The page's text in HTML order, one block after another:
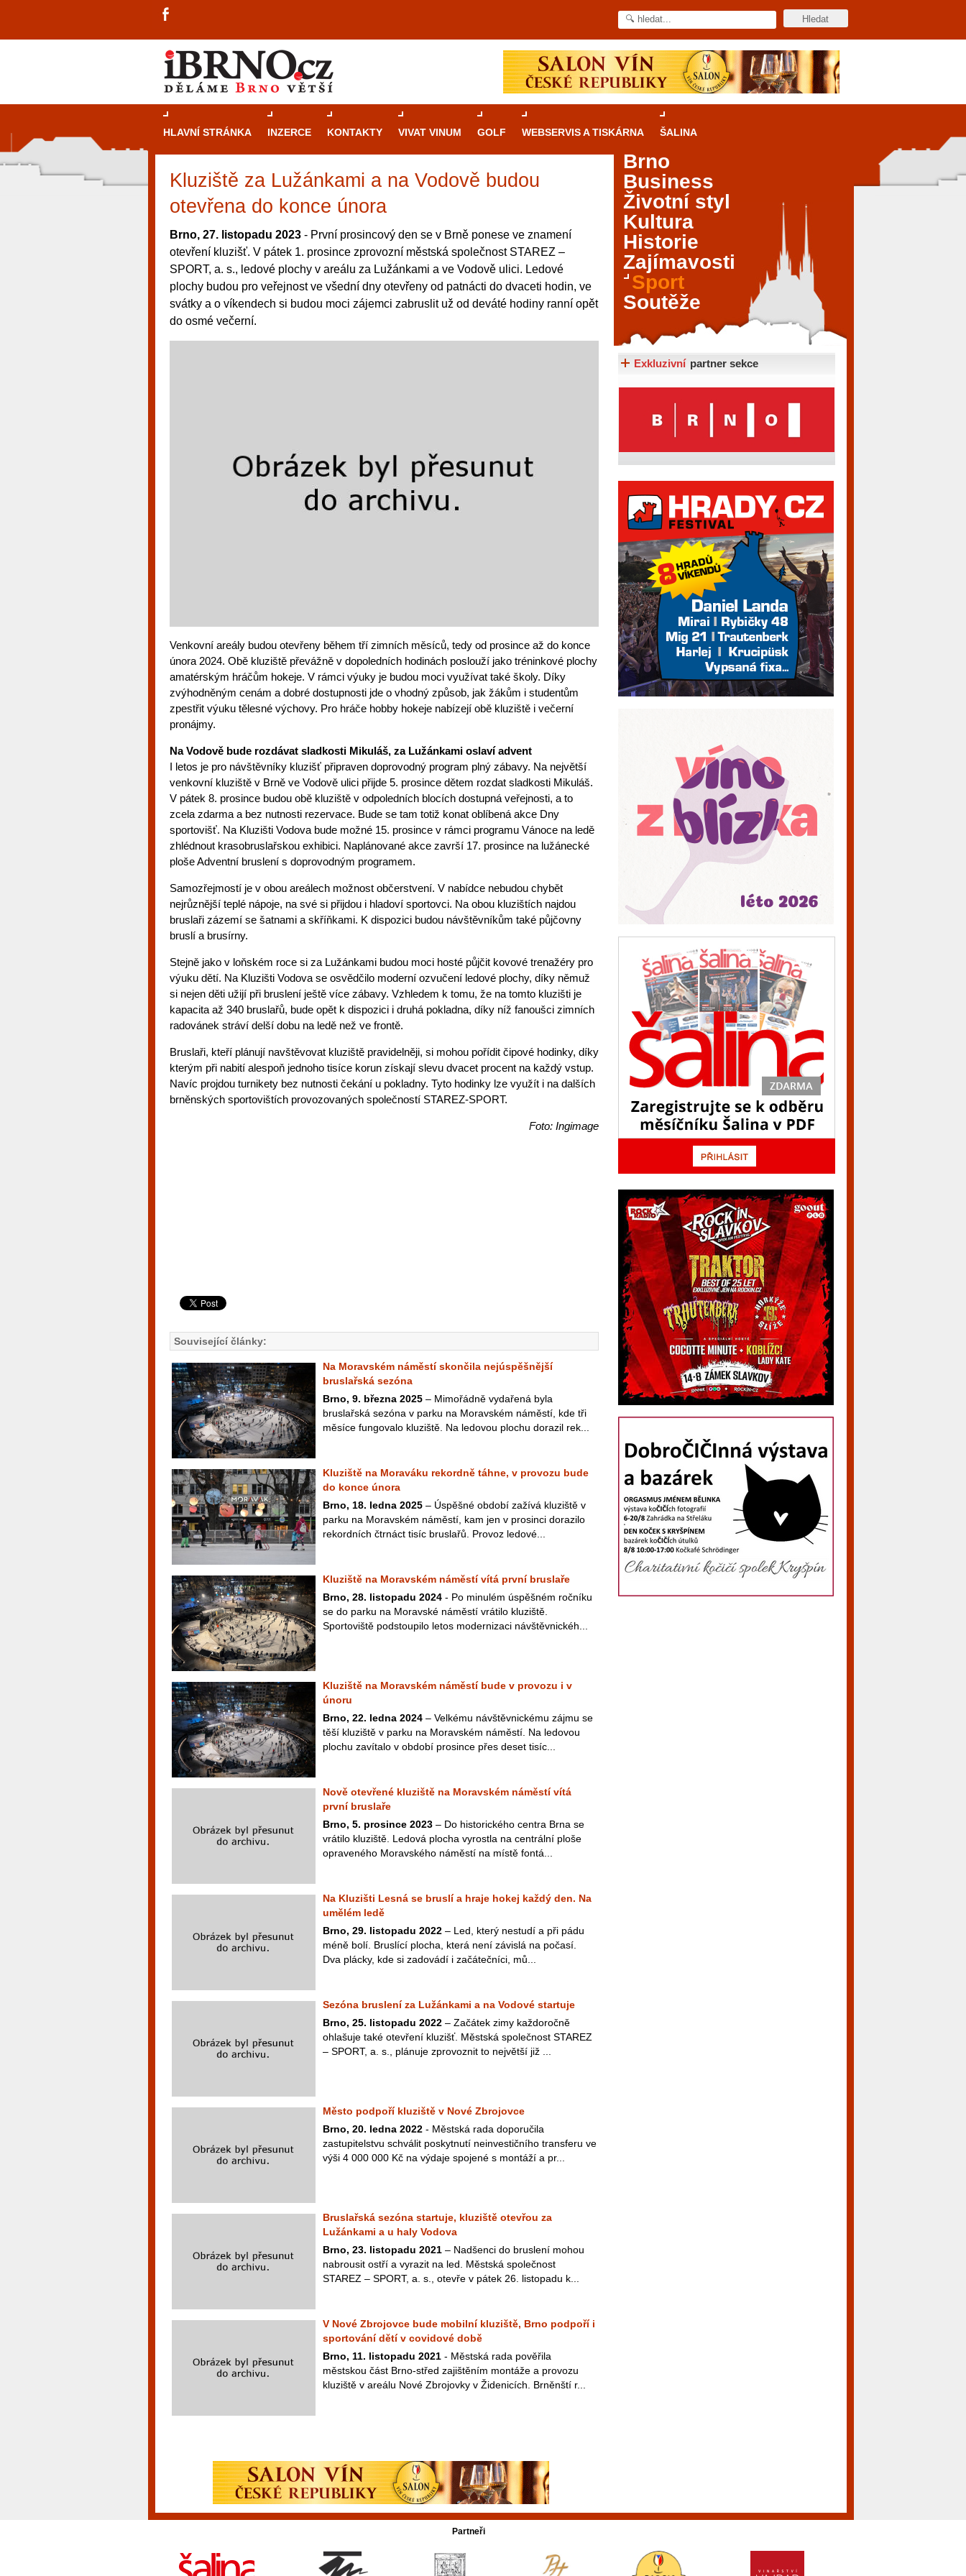
HLAVNÍ STRÁNKA INZERCE KONTAKTY VIVAT VINUM GOLF WEBSERVIS A TISKÁRNA ŠALINA
Kluziště za Lužánkami a na Vodově budou
otevřena do konce února
Brno, 27. listopadu 2023 - První prosincový den se v Brně ponese ve znamení
otevření kluzišť. V pátek 1. prosince zprovozní městská společnost STAREZ –
SPORT, a. s., ledové plochy v areálu za Lužánkami a ve Vodově ulici. Ledové
plochy budou pro veřejnost ve všední dny otevřeny od patnácti do dvaceti hodin, ve
svátky a o víkendech si budou moci zájemci zabruslit už od deváté hodiny ranní opět
do osmé večerní.
Venkovní areály budou otevřeny během tří zimních měsíců, tedy od prosince až do konce
února 2024. Obě kluziště převážně v dopoledních hodinách poslouží jako tréninkové plochy
amatérským hráčům hokeje. V rámci výuky je budou moci využívat také školy. Díky
zvýhodněným cenám a dobré dostupnosti jde o vhodný způsob, jak žákům i studentům
zpestřit výuku tělesné výchovy. Pro hráče hobby hokeje nabízejí obě kluziště i večerní
pronájmy.
Na Vodově bude rozdávat sladkosti Mikuláš, za Lužánkami oslaví advent
I letos je pro návštěvníky kluzišť připraven doprovodný program plný zábavy. Na největší
venkovní kluziště v Brně ve Vodově ulici přijde 5. prosince dětem rozdat sladkosti Mikuláš.
V pátek 8. prosince budou obě kluziště v odpoledních blocích dostupná veřejnosti, a to
zcela zdarma a bez nutnosti rezervace. Bude se tam totiž konat oblíbená akce Dny
sportovišť. Na Kluzišti Vodova bude možné 15. prosince v rámci programu Vánoce na ledě
zhlédnout krasobruslařskou exhibici. Naplánované akce završí 17. prosince na lužánecké
ploše Adventní bruslení s doprovodným programem.
Samozřejmostí je v obou areálech možnost občerstvení. V nabídce nebudou chybět
nejrůznější teplé nápoje, na své si přijdou i hladoví sportovci. Na obou kluzištích najdou
bruslaři zázemí se šatnami a skříňkami. K dispozici budou návštěvníkům také půjčovny
bruslí a brusírny.
Stejně jako v loňském roce si za Lužánkami budou moci hosté půjčit kovové trenažéry pro
výuku dětí. Na Kluzišti Vodova se osvědčilo moderní ozvučení ledové plochy, díky němuž
si nejen děti užijí při bruslení ještě více zábavy. Vzhledem k tomu, že na tomto kluzišti je
kapacita až 340 bruslařů, bude opět k dispozici i druhá pokladna, díky níž fanoušci zimních
radovánek stráví delší dobu na ledě než ve frontě.
Bruslaři, kteří plánují navštěvovat kluziště pravidelněji, si mohou pořídit čipové hodinky, díky
kterým při nabití alespoň jednoho tisíce korun získají slevu dvacet procent na každý vstup.
Navíc projdou turnikety bez nutnosti čekání u pokladny. Tyto hodinky lze využít i na dalších
brněnských sportovištích provozovaných společností STAREZ-SPORT.
Foto: Ingimage
Související články:
Na Moravském náměstí skončila nejúspěšnější
bruslařská sezóna
Brno, 9. března 2025 –⁠ Mimořádně vydařená byla
bruslařská sezóna v parku na Moravském náměstí, kde tři
měsíce fungovalo kluziště. Na ledovou plochu dorazil rek...
Kluziště na Moraváku rekordně táhne, v provozu bude
do konce února
Brno, 18. ledna 2025 – Úspěšné období zažívá kluziště v
parku na Moravském náměstí, kam jen v prosinci dorazilo
rekordních čtrnáct tisíc bruslařů. Provoz ledové...
Kluziště na Moravském náměstí vítá první bruslaře
Brno, 28. listopadu 2024 - Po minulém úspěšném ročníku
se do parku na Moravské náměstí vrátilo kluziště.
Sportoviště podstoupilo letos modernizaci návštěvnickéh...
Kluziště na Moravském náměstí bude v provozu i v
únoru
Brno, 22. ledna 2024 – Velkému návštěvnickému zájmu se
těší kluziště v parku na Moravském náměstí. Na ledovou
plochu zavítalo v období prosince přes deset tisíc...
Nově otevřené kluziště na Moravském náměstí vítá
první bruslaře
Brno, 5. prosince 2023 – Do historického centra Brna se
vrátilo kluziště. Ledová plocha vyrostla na centrální ploše
opraveného Moravského náměstí na místě fontá...
Na Kluzišti Lesná se bruslí a hraje hokej každý den. Na
umělém ledě
Brno, 29. listopadu 2022 – Led, který nestudí a při pádu
méně bolí. Bruslící plocha, která není závislá na počasí.
Dva plácky, kde si zadovádí i začátečníci, mů...
Sezóna bruslení za Lužánkami a na Vodové startuje
Brno, 25. listopadu 2022 – Začátek zimy každoročně
ohlašuje také otevření kluzišť. Městská společnost STAREZ
– SPORT, a. s., plánuje zprovoznit to největší již ...
Město podpoří kluziště v Nové Zbrojovce
Brno, 20. ledna 2022 - Městská rada doporučila
zastupitelstvu schválit poskytnutí neinvestičního transferu ve
výši 4 000 000 Kč na výdaje spojené s montáží a pr...
Bruslařská sezóna startuje, kluziště otevřou za
Lužánkami a u haly Vodova
Brno, 23. listopadu 2021 – Nadšenci do bruslení mohou
nabrousit ostří a vyrazit na led. Městská společnost
STAREZ – SPORT, a. s., otevře v pátek 26. listopadu k...
V Nové Zbrojovce bude mobilní kluziště, Brno podpoří i
sportování dětí v covidové době
Brno, 11. listopadu 2021 - Městská rada pověřila
městskou část Brno-střed zajištěním montáže a provozu
kluziště v areálu Nové Zbrojovky v Židenicích. Brněnští r...
Průvodce kasinovými hrami v Brně: Od
rulety po video automaty
Brno je městem známým pro zajímavé památky, skvělé
restaurace, divadla a univerzity. Mimo jiné je ale také
místem, kde si můžete legálně a bezpečně vyzkoušet
různé kasinové hry. V neustále kvetoucí moravské
metropoli naleznete širokou nabídku her od klasické
rulety až po moderní automaty jak pro pravidelné
návštěvníky, tak pro příležitostné hráče. V...
Brno
Business
Životní styl
Kultura
Historie
Zajímavosti
Sport
Soutěže
Exkluzivní partner sekce
Partneři